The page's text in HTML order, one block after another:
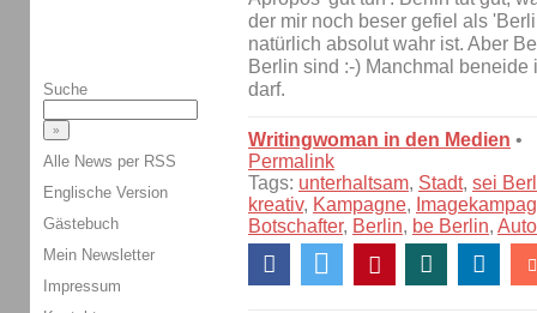
der mir noch beser gefiel als
natürlich absolut wahr ist. Aber
Berlin sind :-) Manchmal
darf.
Writingwoman in den Medien •
Permalink
Tags: unterhaltsam, Stadt, sei
kreativ, Kampagne,
Botschafter, Berlin, be Berlin,
Suche
Alle News per RSS
Englische Version
Gästebuch
Mein Newsletter
Impressum